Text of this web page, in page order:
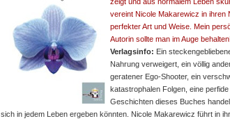
vereint Nicole Makarewicz in ihren
perfekter Art und Weise. Mein
Autorin sollte man im Auge
Verlagsinfo: Ein
Nahrung verweigert, ein völlig
geratener Ego-Shooter, ein
katastrophalen Folgen, eine
Geschichten dieses Buches
sich in jedem Leben ergeben könnten. Nicole Makarewicz führt in